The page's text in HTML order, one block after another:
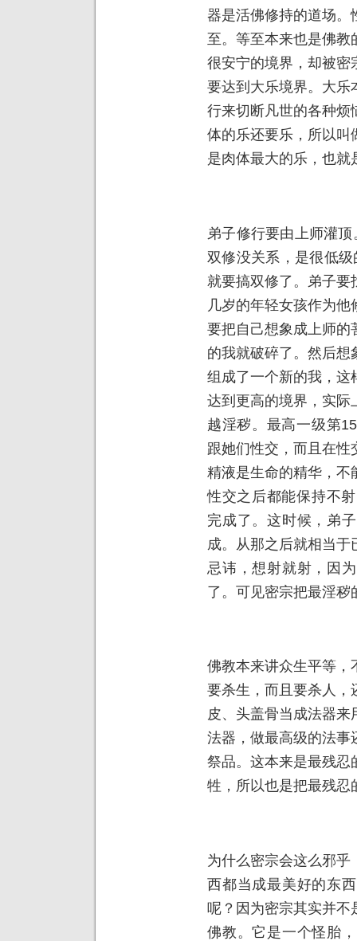
器是活佛修持的道场。
至。等至本来也是佛教
很安宁的境界，却被密
要达到大乐境界。大乐
行来切断凡世的各种烦
体的乐还要乐，所以叫
是肉体最大的乐，也就
弟子修行要由上师灌
双修没关系，是很低
就要搞双修了。弟子
几岁的年轻女孩作为
要把自己想象成上师的
的我就破碎了。然后
组成了一个新的我，这
达到更高的境界，实际
越淫秽。最高一级第
跟她们性交，而且在
精液是生命的精华，不
性交之后都能保持不
完成了。这时候，弟
成。从那之后就相当
忌讳，想射就射，因
了。可见密宗把最淫
佛教本来讲众生平等，
要杀生，而且要杀人，
皮、头盖骨当成法器
法器，做最高级的法事
祭品。这本来是最残忍
牲，所以也是把最残忍
为什么密宗会这么邪
西都当成最美好的东
呢？因为密宗其实并不
佛教。它是一个怪胎